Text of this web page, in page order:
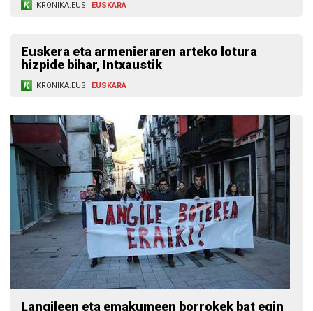
KRONIKA.EUS EUSKARA
Euskera eta armenieraren arteko lotura
hizpide bihar, Intxaustik
KRONIKA.EUS EUSKARA
Langileen eta emakumeen borrokek bat egin